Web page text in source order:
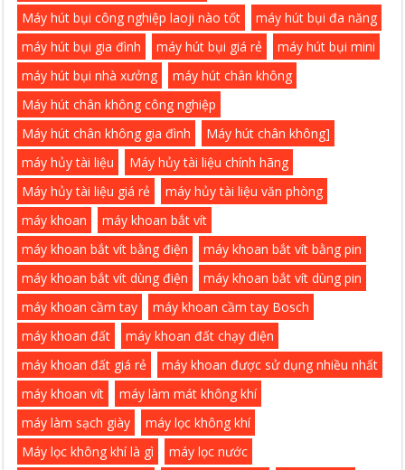
Máy hút bụi công nghiệp laoji nào tốt
máy hút bụi đa năng
máy hút bụi gia đình
máy hút bụi giá rẻ
máy hút bụi mini
máy hút bụi nhà xưởng
máy hút chân không
Máy hút chân không công nghiệp
Máy hút chân không gia đình
Máy hút chân không]
máy hủy tài liệu
Máy hủy tài liệu chính hãng
Máy hủy tài liệu giá rẻ
máy hủy tài liệu văn phòng
máy khoan
máy khoan bắt vít
máy khoan bắt vít bằng điện
máy khoan bắt vít bằng pin
máy khoan bắt vít dùng điện
máy khoan bắt vít dùng pin
máy khoan cầm tay
máy khoan cầm tay Bosch
máy khoan đất
máy khoan đất chạy điện
máy khoan đất giá rẻ
máy khoan được sử dụng nhiều nhất
máy khoan vít
máy làm mát không khí
máy làm sạch giày
máy lọc không khí
Máy lọc không khí là gì
máy lọc nước